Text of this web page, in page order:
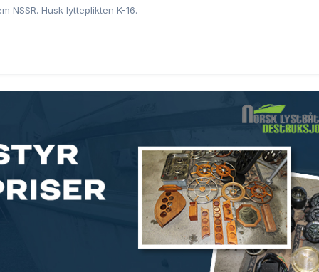
NSSR. Husk lytteplikten K-16.